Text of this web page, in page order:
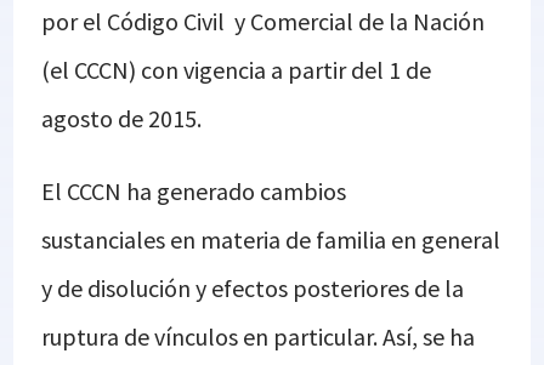
por el Código Civil y Comercial de la Nación
(el CCCN) con vigencia a partir del 1 de
agosto de 2015.
El CCCN ha generado cambios
sustanciales en materia de familia en general
y de disolución y efectos posteriores de la
ruptura de vínculos en particular. Así, se ha